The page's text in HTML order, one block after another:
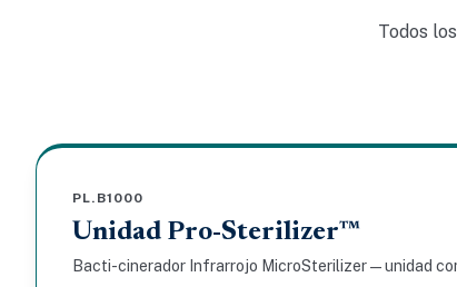
Todos
PL.B1000
Unidad Pro-Sterilizer™
Bacti-cinerador Infrarrojo MicroSterilizer — unidad